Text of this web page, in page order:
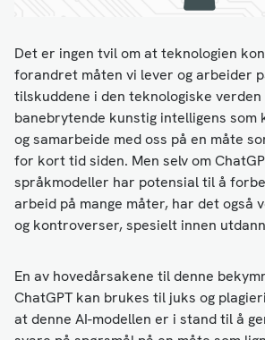
Det er ingen tvil om at teknologien
forandret måten vi lever og arbeider
tilskuddene i den teknologiske verden
banebrytende kunstig intelligens som
og samarbeide med oss på en måte
for kort tid siden. Men selv om
språkmodeller har potensial til å
arbeid på mange måter, har det også
og kontroverser, spesielt innen
En av hovedårsakene til denne
ChatGPT kan brukes til juks og
at denne AI-modellen er i stand til å